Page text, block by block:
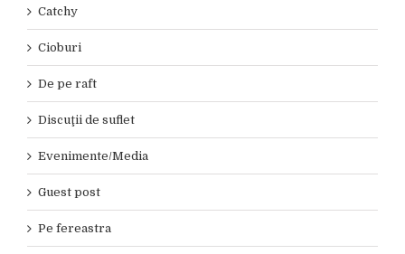
Catchy
Cioburi
De pe raft
Discuţii de suflet
Evenimente/Media
Guest post
Pe fereastra